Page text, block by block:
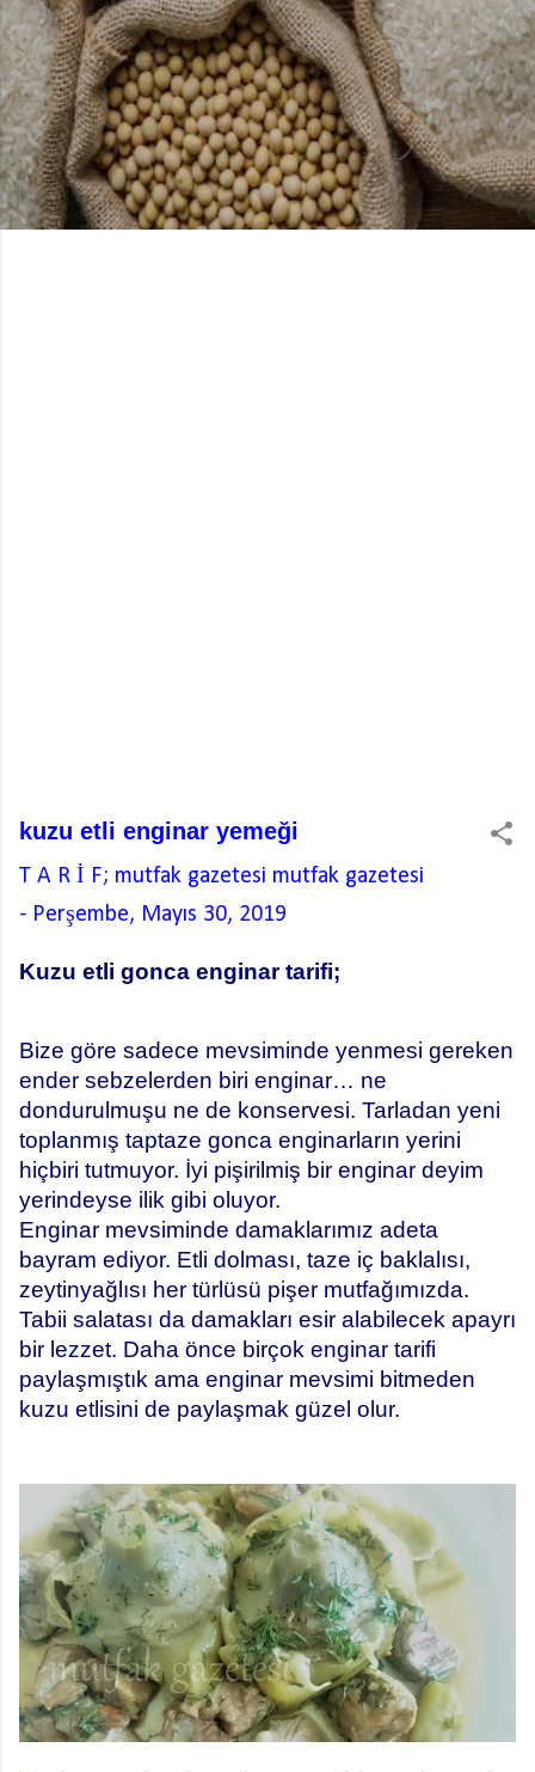
kuzu etli enginar yemeği
T A R İ F; mutfak gazetesi mutfak gazetesi
- Perşembe, Mayıs 30, 2019
Kuzu etli gonca enginar tarifi;
Bize göre sadece mevsiminde yenmesi gereken
ender sebzelerden biri enginar… ne
dondurulmuşu ne de konservesi. Tarladan yeni
toplanmış taptaze gonca enginarların yerini
hiçbiri tutmuyor. İyi pişirilmiş bir enginar deyim
yerindeyse ilik gibi oluyor.
Enginar mevsiminde damaklarımız adeta
bayram ediyor. Etli dolması, taze iç baklalısı,
zeytinyağlısı her türlüsü pişer mutfağımızda.
Tabii salatası da damakları esir alabilecek apayrı
bir lezzet. Daha önce birçok enginar tarifi
paylaşmıştık ama enginar mevsimi bitmeden
kuzu etlisini de paylaşmak güzel olur.